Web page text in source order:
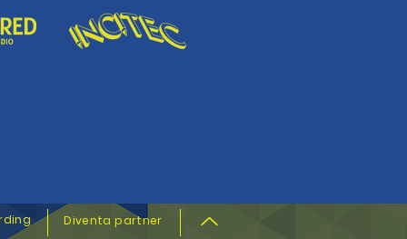
Diventa partner